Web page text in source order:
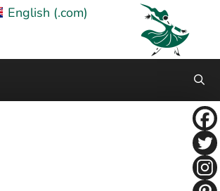
English (.com)